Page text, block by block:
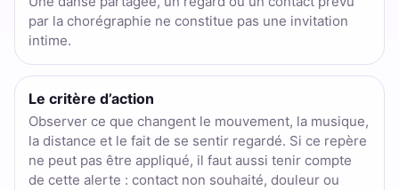
par la chorégraphie ne constitue pas une invitation
intime.
Le critère d’action
Observer ce que changent le mouvement, la musique,
la distance et le fait de se sentir regardé. Si ce repère
ne peut pas être appliqué, il faut aussi tenir compte
de cette alerte : contact non souhaité, douleur ou